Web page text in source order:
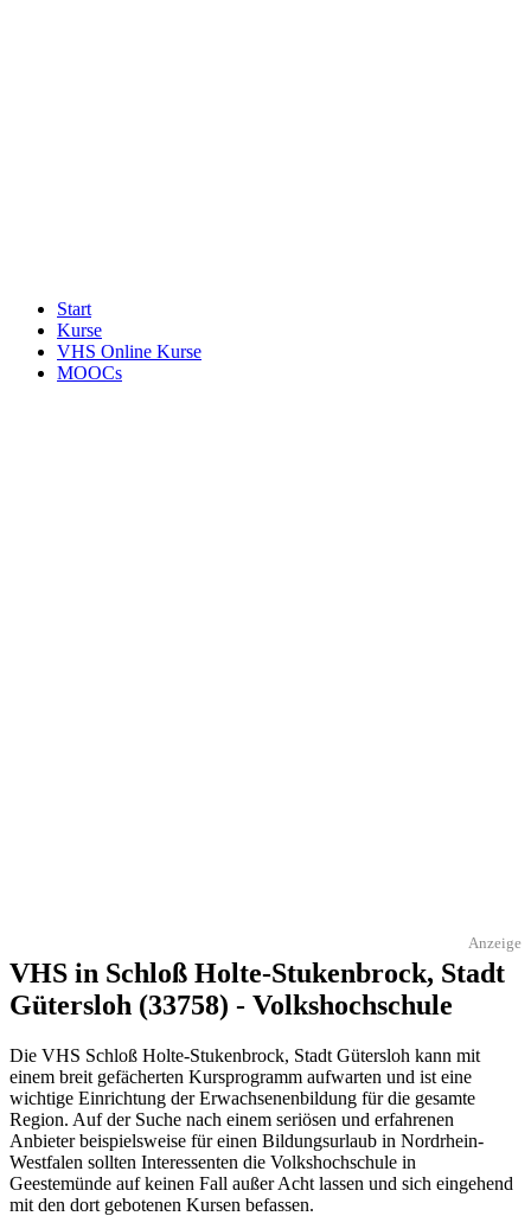
Start
Kurse
VHS Online Kurse
MOOCs
Anzeige
VHS in Schloß Holte-Stukenbrock, Stadt
Gütersloh (33758) - Volkshochschule
Die VHS Schloß Holte-Stukenbrock, Stadt Gütersloh kann mit
einem breit gefächerten Kursprogramm aufwarten und ist eine
wichtige Einrichtung der Erwachsenenbildung für die gesamte
Region. Auf der Suche nach einem seriösen und erfahrenen
Anbieter beispielsweise für einen Bildungsurlaub in Nordrhein-
Westfalen sollten Interessenten die Volkshochschule in
Geestemünde auf keinen Fall außer Acht lassen und sich eingehend
mit den dort gebotenen Kursen befassen.